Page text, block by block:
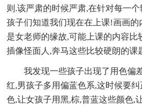
则.该严肃的时候严肃,在针对每一
孩子们知道我们现在在上课!画画的
是女老师的缘故,可能上课的内容比
插像怪面人,奔马这些比较硬朗的课
我发现一些孩子出现了用色偏
红,男孩子多用偏蓝色系,这时候要
色,让女孩子用黑,棕,普蓝这些颜色,